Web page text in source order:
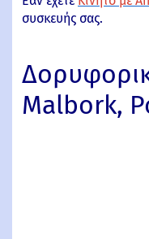
συσκευής σας.
Malbork,